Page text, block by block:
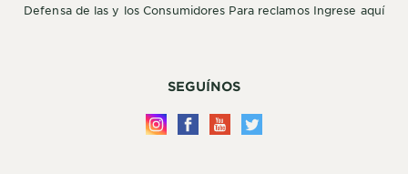
SEGUÍNOS
Defensa de las y los Consumidores Para reclamos Ingrese aquí